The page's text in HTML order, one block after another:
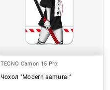
TECNO Camon 15 Pro
Чохол "Modern samurai"